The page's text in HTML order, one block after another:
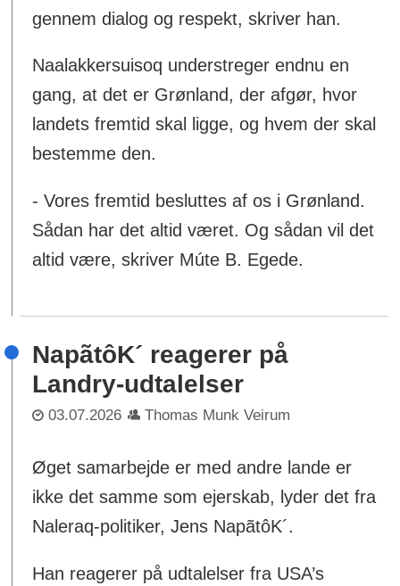
gennem dialog og respekt, skriver han.
Naalakkersuisoq understreger endnu en
gang, at det er Grønland, der afgør, hvor
landets fremtid skal ligge, og hvem der skal
bestemme den.
- Vores fremtid besluttes af os i Grønland.
Sådan har det altid været. Og sådan vil det
altid være, skriver Múte B. Egede.
NapãtôK´ reagerer på
Landry-udtalelser
03.07.2026 Thomas Munk Veirum
Øget samarbejde er med andre lande er
ikke det samme som ejerskab, lyder det fra
Naleraq-politiker, Jens NapãtôK´.
Han reagerer på udtalelser fra USA’s